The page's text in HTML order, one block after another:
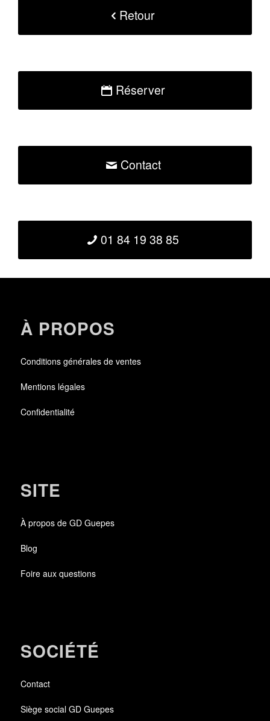
Retour
Réserver
Contact
01 84 19 38 85
À PROPOS
Conditions générales de ventes
Mentions légales
Confidentialité
SITE
À propos de GD Guepes
Blog
Foire aux questions
SOCIÉTÉ
Contact
Siège social GD Guepes